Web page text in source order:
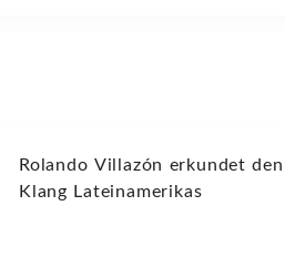
Rolando Villazón erkundet den
Klang Lateinamerikas